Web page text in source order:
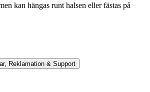
kan hängas runt halsen eller fästas på
Reklamation & Support